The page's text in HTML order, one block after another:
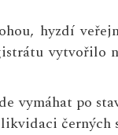
hyzdí
vytvořilo
vymáhat po
černých